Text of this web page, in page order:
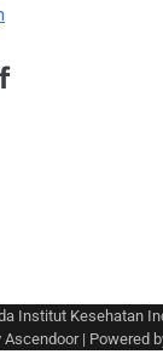
Institut Kesehatan
Ascendoor| Powered